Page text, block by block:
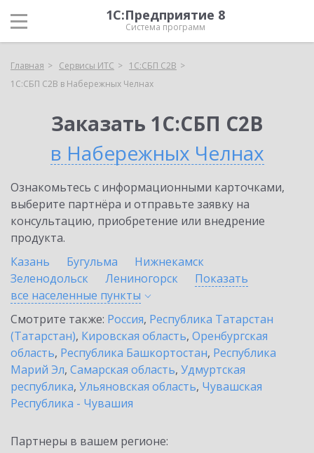
1С:Предприятие 8
Система программ
Главная Сервисы ИТС
1С:СБП C2B
1С:СБП C2B в Набережных Челнах
Заказать 1С:СБП C2B
в Набережных Челнах
Ознакомьтесь с информационными карточками,
выберите партнёра и отправьте заявку на
консультацию, приобретение или внедрение
продукта.
Казань
Бугульма
Нижнекамск
Зеленодольск
Лениногорск
Показать
все населенные пункты
Смотрите также: Россия, Республика Татарстан
(Татарстан), Кировская область, Оренбургская
область, Республика Башкортостан, Республика
Марий Эл, Самарская область, Удмуртская
республика, Ульяновская область, Чувашская
Республика - Чувашия
Партнеры в вашем регионе: